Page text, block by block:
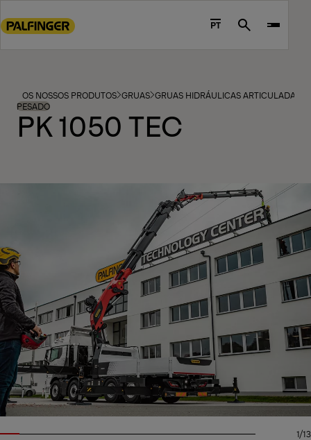
to
footer
content
PT Search
OS NOSSOS PRODUTOS GRUAS GRUAS HIDRÁULICAS ARTICULADAS
PESADO
PK 1050 TEC
1/13